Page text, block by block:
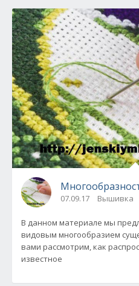
07.09.17 Вышивка
В данном материале мы
видовым многообразием
вами рассмотрим, как
известное